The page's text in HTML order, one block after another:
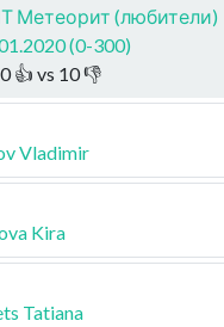
Метеорит (любители)
(0-300)
0👍 vs 10👎
Vladimir
Kira
Tatiana